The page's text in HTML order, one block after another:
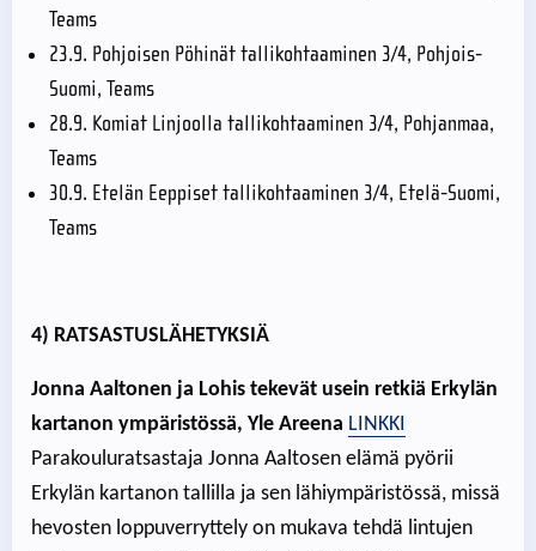
Teams
23.9. Pohjoisen Pöhinät tallikohtaaminen 3/4, Pohjois-
Suomi, Teams
28.9. Komiat Linjoolla tallikohtaaminen 3/4, Pohjanmaa,
Teams
30.9. Etelän Eeppiset tallikohtaaminen 3/4, Etelä-Suomi,
Teams
4) RATSASTUSLÄHETYKSIÄ
Jonna Aaltonen ja Lohis tekevät usein retkiä Erkylän
kartanon ympäristössä, Yle Areena LINKKI
Parakouluratsastaja Jonna Aaltosen elämä pyörii
Erkylän kartanon tallilla ja sen lähiympäristössä, missä
hevosten loppuverryttely on mukava tehdä lintujen